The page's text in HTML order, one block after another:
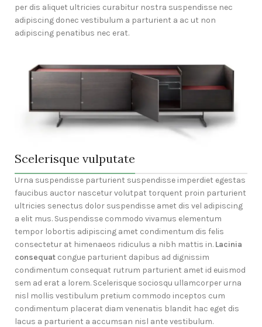
per dis aliquet ultricies curabitur nostra suspendisse nec
adipiscing donec vestibulum a parturient a ac ut non
adipiscing penatibus nec erat.
Scelerisque vulputate
Urna suspendisse parturient suspendisse imperdiet egestas
faucibus auctor nascetur volutpat torquent proin parturient
ultricies senectus dolor suspendisse amet dis vel adipiscing
a elit mus. Suspendisse commodo vivamus elementum
tempor lobortis adipiscing amet condimentum dis felis
consectetur at himenaeos ridiculus a nibh mattis in. Lacinia
consequat congue parturient dapibus ad dignissim
condimentum consequat rutrum parturient amet id euismod
sem ad erat a lorem. Scelerisque sociosqu ullamcorper urna
nisl mollis vestibulum pretium commodo inceptos cum
condimentum placerat diam venenatis blandit hac eget dis
lacus a parturient a accumsan nisl ante vestibulum.